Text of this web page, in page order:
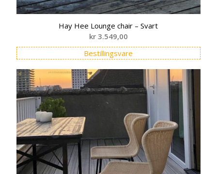
Hay Hee Lounge chair – Svart
kr3.549,00
Bestillingsvare